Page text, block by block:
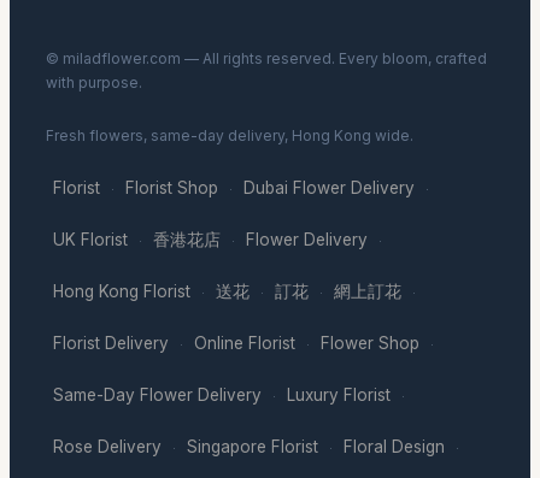
© miladflower.com — All rights reserved. Every bloom, crafted
with purpose.
Fresh flowers, same-day delivery, Hong Kong wide.
Florist · Florist Shop · Dubai Flower Delivery ·
UK Florist · 香港花店 · Flower Delivery ·
Hong Kong Florist · 送花 · 訂花 · 網上訂花 ·
Florist Delivery · Online Florist · Flower Shop ·
Same-Day Flower Delivery · Luxury Florist ·
Rose Delivery · Singapore Florist · Floral Design ·